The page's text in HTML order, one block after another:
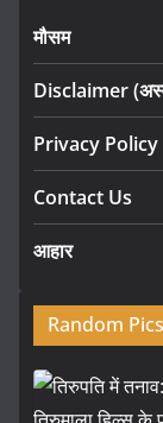
मौसम
Disclaimer
Privacy Policy
Contact Us
आहार
Random Pics